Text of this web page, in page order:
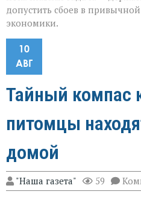
допустить сбоев в
экономики.
10
АВГ
Тайный компас
питомцы
домой
"Наша газета" 59